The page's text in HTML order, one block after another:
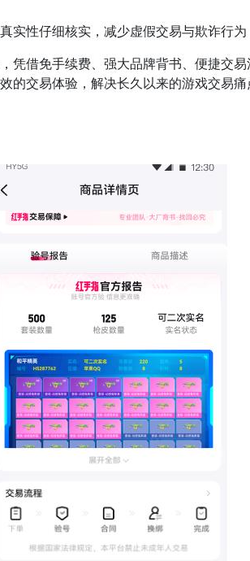
性仔细核实，减少虚假交易与欺诈行为
借免手续费、强大品牌背书、便捷交
交易体验，解决长久以来的游戏交易